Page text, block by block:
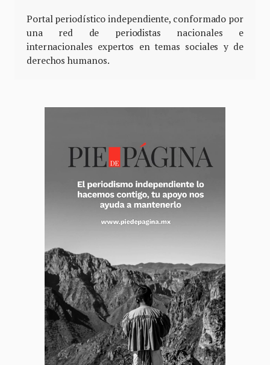
Portal periodístico independiente, conformado por
una red de periodistas nacionales e
internacionales expertos en temas sociales y de
derechos humanos.